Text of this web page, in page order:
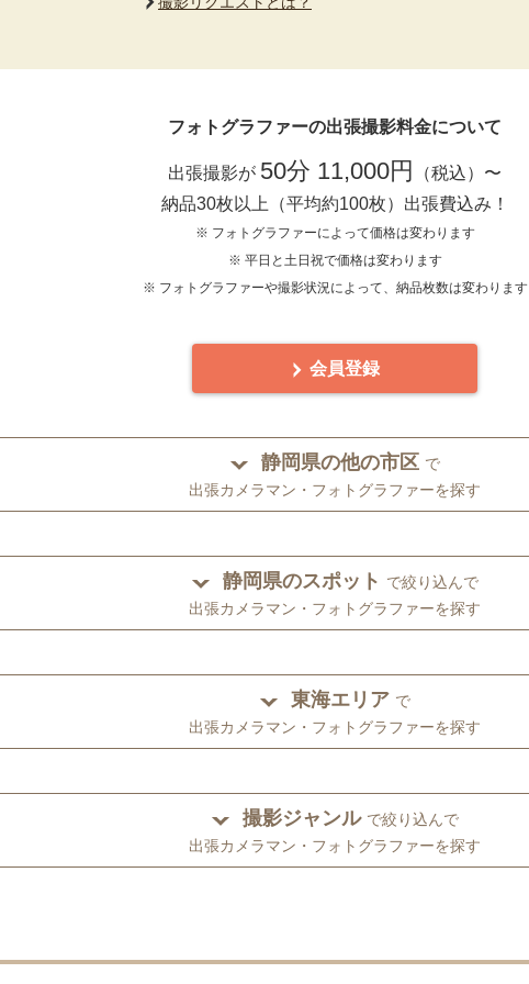
フォトグラファーの出張撮影料金について
出張撮影が 50分 11,000円
（税込）〜
納品30枚以上（平均約100枚）出張費込み！
※ フォトグラファーによって価格は変わります
※ 平日と土日祝で価格は変わります
※ フォトグラファーや撮影状況によって、納品枚数は変わります
会員登録
静岡県の他の市区 で
出張カメラマン・フォトグラファーを探す
静岡県のスポット で絞り込んで
出張カメラマン・フォトグラファーを探す
東海エリア で
出張カメラマン・フォトグラファーを探す
撮影ジャンル で絞り込んで
出張カメラマン・フォトグラファーを探す